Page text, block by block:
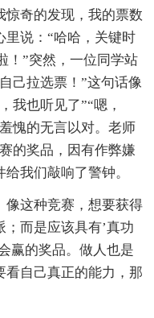
惊奇的发现，我的票数
里说：“哈哈，关键时
！”突然，一位同学站
己拉选票！”这句话像
我也听见了”“嗯，
愧的无言以对。老师
的奖品，因有作弊嫌
我们敲响了警钟。
像这种竞赛，想要获得
而是应该具有’真功
赢的奖品。做人也是
看自己真正的能力，那